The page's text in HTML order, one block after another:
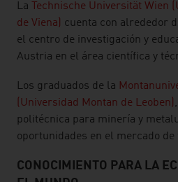
La
Technische Universität Wien
de Viena)
cuenta con alrededor
el centro de investigación y
Austria en el área científica y
Los graduados de la
(Universidad Montan de Leoben)
politécnica para minería y
oportunidades en el mercado de
CONOCIMIENTO PARA LA